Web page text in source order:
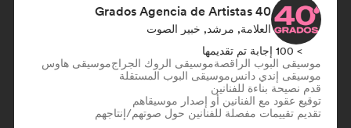
40 Grados Agencia de Artistas
العلامة, مرشد, خبير الصوت
> 100 إجابة تم تقديمها
موسيقى البوب الراقصةموسيقى الروك الجراجموسيقى هاوس
موسيقى إندي دانسموسيقى البوب المستقلة
قدم نصيحة بناءة للفنانين
توقيع عقود مع الفنانين أو إصدار موسيقاهم
تقديم تقييمات مفصلة للفنانين حول صوتهم/إنتاجهم